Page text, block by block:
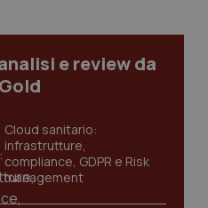
e review da
Cloud sanitario:
infrastrutture,
compliance, GDPR e Risk
management